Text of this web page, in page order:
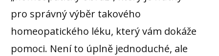
pro správný výběr takového
homeopatického léku, který vám dokáže
pomoci. Není to úplně jednoduché, ale